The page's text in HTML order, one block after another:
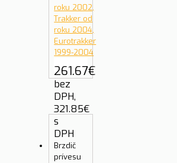
261.67€
bez
DPH,
321.85€
s
DPH
Brzdič
prívesu